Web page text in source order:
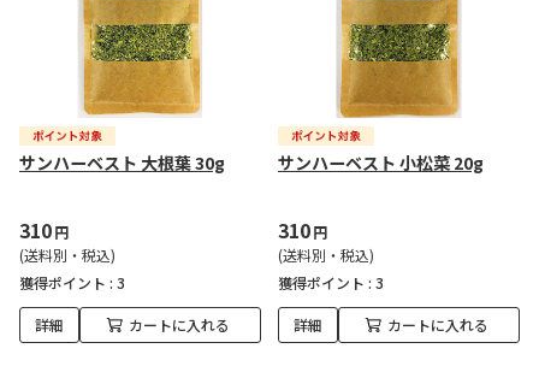
サンハーベスト 大根葉 30g
310円
(送料別・税込)
獲得ポイント : 3
詳細 カートに入れる
サンハーベスト 小松菜 20g
310円
(送料別・税込)
獲得ポイント : 3
詳細 カートに入れる